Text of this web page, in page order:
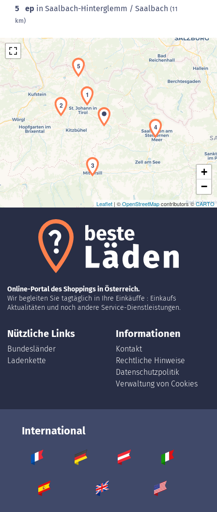
5 ep in Saalbach-Hinterglemm / Saalbach (11
km)
Laden der Karte...
1
2
3
4
5
+
−
Leaflet | ©OpenStreetMapcontributors ©CARTO
Online-Portal des Shoppings in Österreich.
Wir begleiten Sie tagtäglich in Ihre Einkäuffe : Einkaufs
Aktualitäten und noch andere Service-Dienstleistungen.
Nützliche Links
Bundesländer
Ladenkette
Informationen
Kontakt
Rechtliche Hinweise
Datenschutzpolitik
Verwaltung von Cookies
International